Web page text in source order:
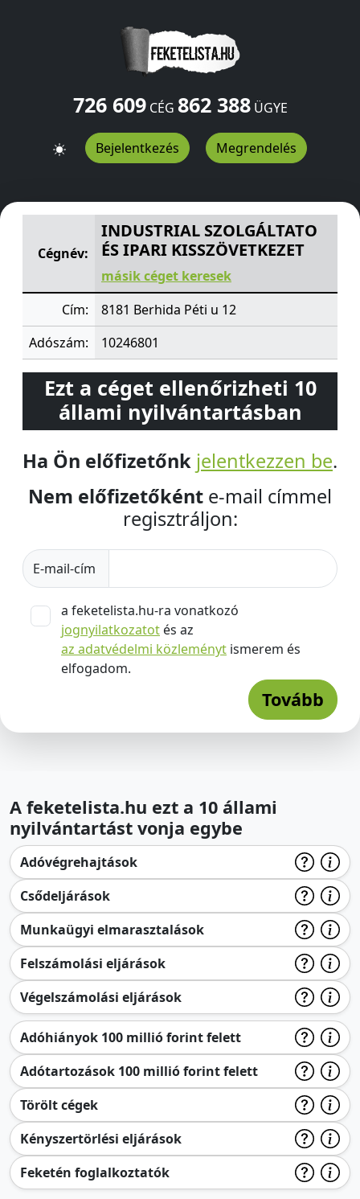
726 609CÉG 862 388ÜGYE
Bejelentkezés Megrendelés
INDUSTRIAL SZOLGÁLTATO ÉS IPARI KISSZÖVETKEZET
Cégnév:
INDUSTRIAL SZOLGÁLTATO
ÉS IPARI KISSZÖVETKEZET
másik céget keresek
Cím:
8181 Berhida Péti u 12
Adószám:
10246801
Ezt a céget ellenőrizheti 10
állami nyilvántartásban
Ha Ön előfizetőnk jelentkezzen be.
Nem előfizetőként e-mail címmel
regisztráljon:
E-mail-cím
a feketelista.hu-ra vonatkozó
jognyilatkozatot és az
az adatvédelmi közleményt ismerem és
elfogadom.
Tovább
A feketelista.hu ezt a 10 állami
nyilvántartást vonja egybe
Adóvégrehajtások
Csődeljárások
Munkaügyi elmarasztalások
Felszámolási eljárások
Végelszámolási eljárások
Adóhiányok 100 millió forint felett
Adótartozások 100 millió forint felett
Törölt cégek
Kényszertörlési eljárások
Feketén foglalkoztatók